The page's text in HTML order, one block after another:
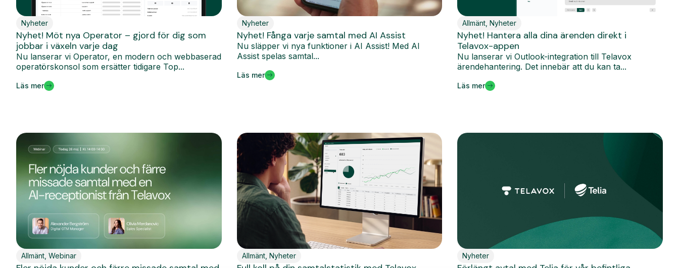
Nyheter
Nyhet! Möt nya Operator – gjord för dig som
jobbar i växeln varje dag
Nu lanserar vi Operator, en modern och webbaserad
operatörskonsol som ersätter tidigare Top...
Läs mer
Nyheter
Nyhet! Fånga varje samtal med AI Assist
Nu släpper vi nya funktioner i AI Assist! Med AI
Assist spelas samtal...
Läs mer
Allmänt ,Nyheter
Nyhet! Hantera alla dina ärenden direkt i
Telavox-appen
Nu lanserar vi Outlook-integration till Telavox
ärendehantering. Det innebär att du kan ta...
Läs mer
Allmänt Webinar Allmänt, Nyheter Nyheter